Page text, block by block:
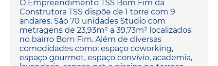
O Empreendimento TSS Bom Fim da
Construtora TSS dispõe de 1 torre com 9
andares. São 70 unidades Studio com
metragens de 23,93m² a 39,73m² localizados
no bairro Bom Fim. Além de diversas
comodidades como: espaço coworking,
espaço gourmet, espaço convívio, academia,